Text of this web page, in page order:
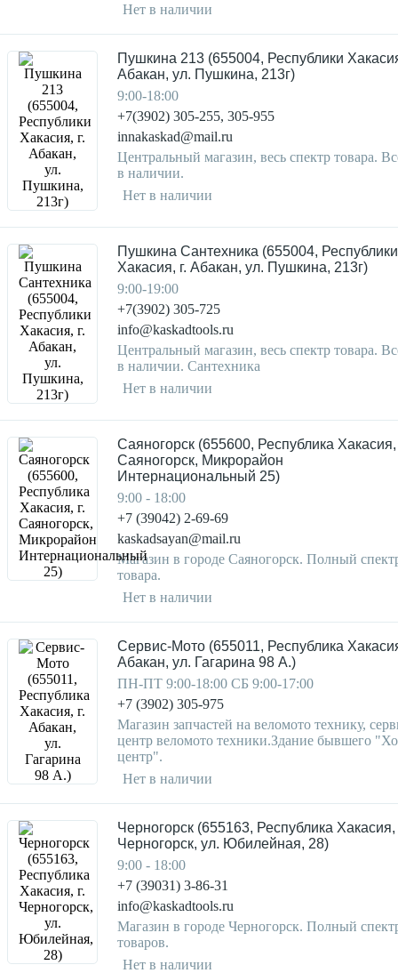
Нет в наличии
Пушкина 213 (655004, Республики
Абакан, ул. Пушкина, 213г)
9:00-18:00
+7(3902) 305-255, 305-955
innakaskad@mail.ru
Центральный магазин, весь спектр товара.
в наличии.
Нет в наличии
Пушкина Сантехника (655004, Республики
Хакасия, г. Абакан, ул. Пушкина, 213г)
9:00-19:00
+7(3902) 305-725
info@kaskadtools.ru
Центральный магазин, весь спектр товара.
в наличии. Сантехника
Нет в наличии
Саяногорск (655600, Республика Хакасия,
Саяногорск, Микрорайон
Интернациональный 25)
9:00 - 18:00
+7 (39042) 2-69-69
kaskadsayan@mail.ru
Магазин в городе Саяногорск. Полный
товара.
Нет в наличии
Сервис-Мото (655011, Республика
Абакан, ул. Гагарина 98 А.)
ПН-ПТ 9:00-18:00 СБ 9:00-17:00
+7 (3902) 305-975
Магазин запчастей на веломото технику,
центр веломото техники.Здание бывшего
центр".
Нет в наличии
Черногорск (655163, Республика Хакасия,
Черногорск, ул. Юбилейная, 28)
9:00 - 18:00
+7 (39031) 3-86-31
info@kaskadtools.ru
Магазин в городе Черногорск. Полный
товаров.
Нет в наличии